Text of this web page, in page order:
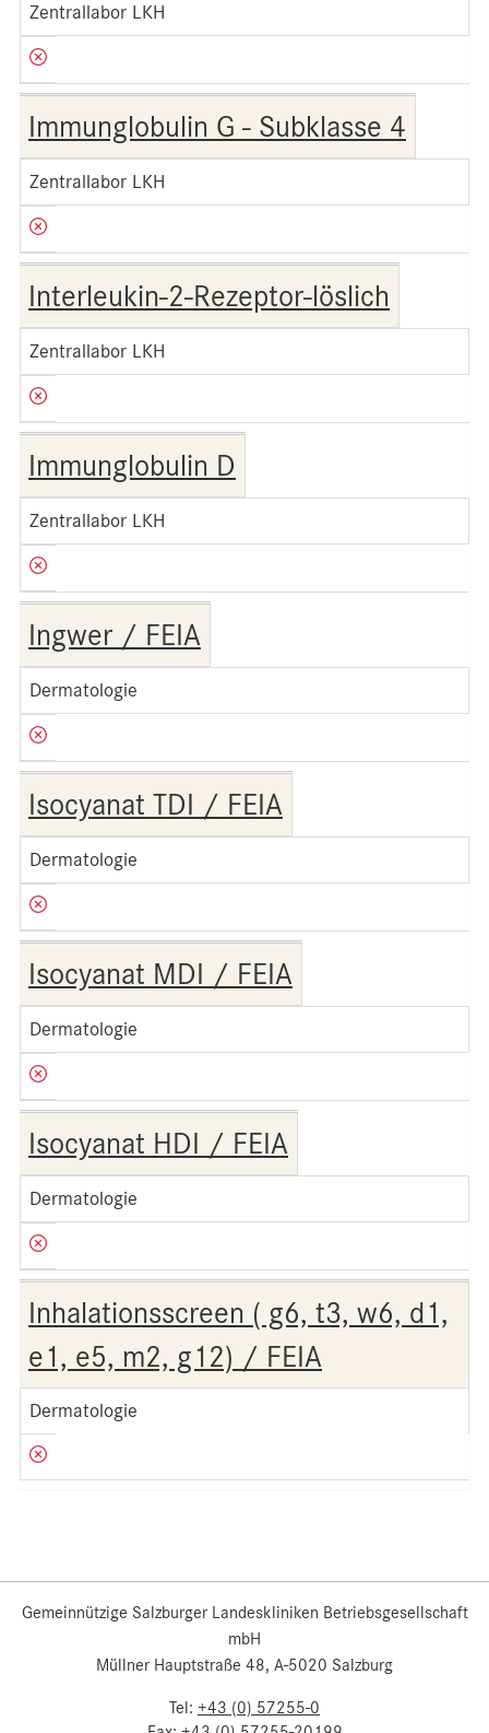
Zentrallabor LKH
Immunglobulin G - Subklasse 4
Zentrallabor LKH
Interleukin-2-Rezeptor-löslich
Zentrallabor LKH
Immunglobulin D
Zentrallabor LKH
Ingwer / FEIA
Dermatologie
Isocyanat TDI / FEIA
Dermatologie
Isocyanat MDI / FEIA
Dermatologie
Isocyanat HDI / FEIA
Dermatologie
Inhalationsscreen ( g6, t3, w6, d1,
e1, e5, m2, g12) / FEIA
Dermatologie
Gemeinnützige Salzburger Landeskliniken Betriebsgesellschaft
mbH
Müllner Hauptstraße 48, A-5020 Salzburg
Tel: +43 (0) 57255-0